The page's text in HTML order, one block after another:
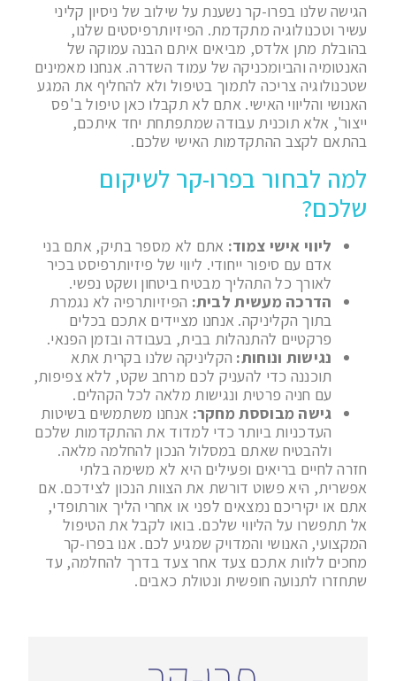
הגישה שלנו בפרו-קר נשענת על שילוב של ניסיון קליני
עשיר וטכנולוגיה מתקדמת. הפיזיותרפיסטים שלנו,
בהובלת מתן אלדס, מביאים איתם הבנה עמוקה של
האנטומיה והביומכניקה של עמוד השדרה. אנחנו מאמינים
שטכנולוגיה צריכה לתמוך בטיפול ולא להחליף את המגע
האנושי והליווי האישי. אתם לא תקבלו כאן טיפול ב'פס
ייצור', אלא תוכנית עבודה שמתפתחת יחד איתכם,
בהתאם לקצב ההתקדמות האישי שלכם.
למה לבחור בפרו-קר לשיקום
שלכם?
ליווי אישי צמוד: אתם לא מספר בתיק, אתם בני
אדם עם סיפור ייחודי. ליווי של פיזיותרפיסט בכיר
לאורך כל התהליך מבטיח ביטחון ושקט נפשי.
הדרכה מעשית לבית: הפיזיותרפיה לא נגמרת
בתוך הקליניקה. אנחנו מציידים אתכם בכלים
פרקטיים להתנהלות בבית, בעבודה ובזמן הפנאי.
נגישות ונוחות: הקליניקה שלנו בקרית אתא
תוכננה כדי להעניק לכם מרחב שקט, ללא צפיפות,
עם חניה פרטית ונגישות מלאה לכל הקהלים.
גישה מבוססת מחקר: אנחנו משתמשים בשיטות
העדכניות ביותר כדי למדוד את ההתקדמות שלכם
ולהבטיח שאתם במסלול הנכון להחלמה מלאה.
חזרה לחיים בריאים ופעילים היא לא משימה בלתי
אפשרית, היא פשוט דורשת את הצוות הנכון לצידכם. אם
אתם או יקיריכם נמצאים לפני או אחרי הליך אורתופדי,
אל תתפשרו על הליווי שלכם. בואו לקבל את הטיפול
המקצועי, האנושי והמדויק שמגיע לכם. אנו בפרו-קר
מחכים ללוות אתכם צעד אחר צעד בדרך להחלמה, עד
שתחזרו לתנועה חופשית ונטולת כאבים.